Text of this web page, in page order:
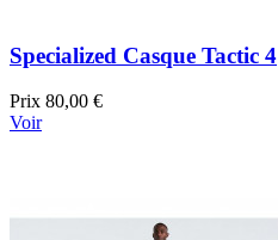
Specialized Casque Tactic 4
Prix 80,00 €
Voir